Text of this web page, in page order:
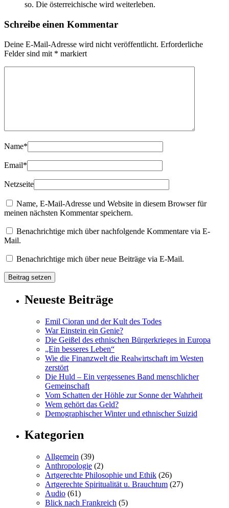
so. Die österreichische wird weiterleben.
Schreibe einen Kommentar
Deine E-Mail-Adresse wird nicht veröffentlicht. Erforderliche
Felder sind mit * markiert
Name*
Email*
Netzseite
Name, E-Mail-Adresse und Website in diesem Browser für
meinen nächsten Kommentar speichern.
Benachrichtige mich über nachfolgende Kommentare via E-
Mail.
Benachrichtige mich über neue Beiträge via E-Mail.
Neueste Beiträge
Emil Cioran und der Kult des Todes
War Einstein ein Genie?
Die Geißel des ethnischen Bürgerkrieges in Europa
„Ein besseres Leben“
Wie die Finanzwelt die Realwirtschaft im Westen
zerstört
Die Huld – Ein vergessenes Band menschlicher
Gemeinschaft
Vom Schatten der Höhle zur Sonne der Wahrheit
Wem gehört das Geld?
Demographischer Winter und ethnischer Suizid
Kategorien
Allgemein (39)
Anthropologie (2)
Artgerechte Philosophie und Ethik (26)
Artgerechte Spiritualität u. Brauchtum (27)
Audio (61)
Blick nach Frankreich (5)